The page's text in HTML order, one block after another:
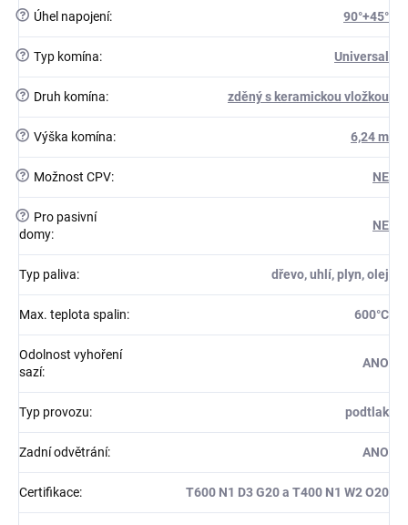
? Úhel napojení: 90°+45°
? Typ komína: Universal
? Druh komína: zděný s keramickou vložkou
? Výška komína: 6,24 m
? Možnost CPV: NE
?
Pro pasivní
domy:
NE
Typ paliva: dřevo, uhlí, plyn, olej
Max. teplota spalin: 600°C
Odolnost vyhoření
sazí:
ANO
Typ provozu: podtlak
Zadní odvětrání: ANO
Certifikace: T600 N1 D3 G20 a T400 N1 W2 O20